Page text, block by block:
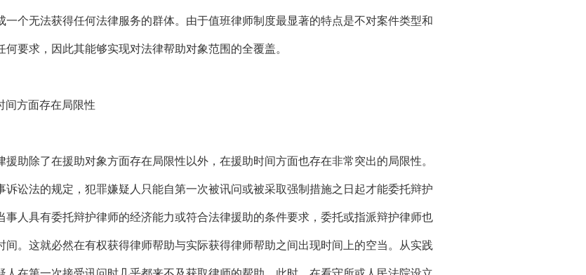
一个无法获得任何法律服务的群体。由于值班律师制度最显著的特点是不对案件类型和
何要求，因此其能够实现对法律帮助对象范围的全覆盖。
方面存在局限性
除了在援助对象方面存在局限性以外，在援助时间方面也存在非常突出的局限性。
诉讼法的规定，犯罪嫌疑人只能自第一次被讯问或被采取强制措施之日起才能委托辩护
事人具有委托辩护律师的经济能力或符合法律援助的条件要求，委托或指派辩护律师也
间。这就必然在有权获得律师帮助与实际获得律师帮助之间出现时间上的空当。从实践